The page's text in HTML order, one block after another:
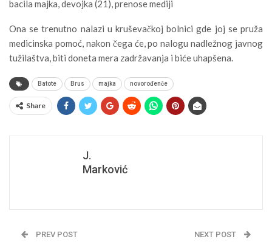
bacila majka, devojka (21), prenose mediji
Ona se trenutno nalazi u kruševačkoj bolnici gde joj se pruža
medicinska pomoć, nakon čega će, po nalogu nadležnog javnog
tužilaštva, biti doneta mera zadržavanja i biće uhapšena.
Batote Brus majka novorođenče
Share
J.
Marković
PREV POST NEXT POST